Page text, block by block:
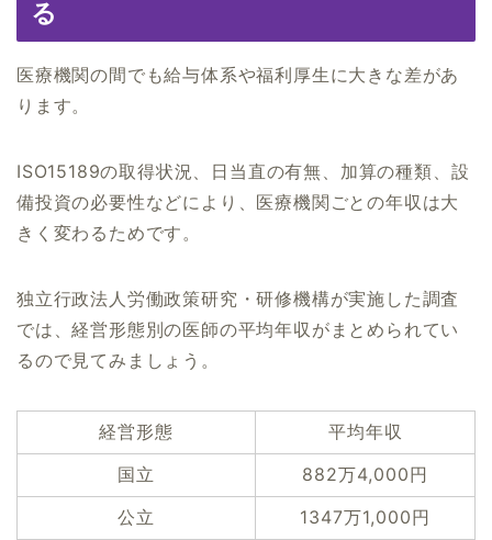
る
医療機関の間でも給与体系や福利厚生に大きな差があ
ります。
ISO15189の取得状況、日当直の有無、加算の種類、設
備投資の必要性などにより、医療機関ごとの年収は大
きく変わるためです。
独立行政法人労働政策研究・研修機構が実施した調査
では、経営形態別の医師の平均年収がまとめられてい
るので見てみましょう。
経営形態
平均年収
国立
882万4,000円
公立
1347万1,000円